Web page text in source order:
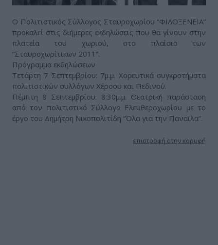
Ο Πολιτιστικός Σύλλογος Σταυροχωρίου “ΦΙΛΟΞΕΝΕΙΑ”
προκαλεί στις διήμερες εκδηλώσεις που θα γίνουν στην
πλατεία του χωριού, στο πλαίσιο των
“Σταυροχωρίτικων 2011”.
Πρόγραμμα εκδηλώσεων
Τετάρτη 7 Σεπτεμβρίου: 7μ.μ. Χορευτικά συγκροτήματα
πολιτιστικών συλλόγων Χέρσου και Πεδινού.
Πέμπτη 8 Σεπτεμβρίου: 8:30μ.μ. Θεατρική παράσταση
από τον πολιτιστικό Σύλλογο Ελευθεροχωρίου με το
έργο του Δημήτρη Νικοπολιτίδη “Όλα για την Παναϊλα”.
επιστροφή στην κορυφή